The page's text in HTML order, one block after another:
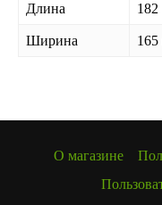
Длина
Ширина
О магазине